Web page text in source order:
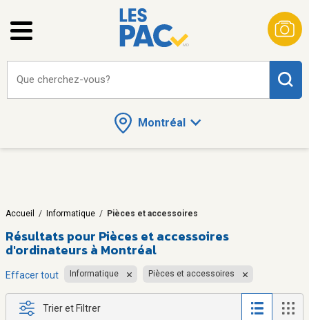
Montréal
Que cherchez-vous?
Accueil / Informatique / Pièces et accessoires
Résultats pour Pièces et accessoires
d'ordinateurs à Montréal
Effacer tout Informatique Pièces et accessoires
Trier et Filtrer